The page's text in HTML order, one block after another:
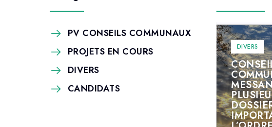
PV CONSEILS COMMUNAUX
PROJETS EN COURS
DIVERS
CANDIDATS
DIVERS